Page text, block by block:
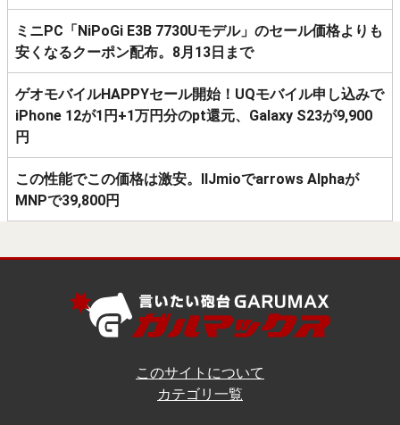
ミニPC「NiPoGi E3B 7730Uモデル」のセール価格よりも
安くなるクーポン配布。8月13日まで
ゲオモバイルHAPPYセール開始！UQモバイル申し込みで
iPhone 12が1円+1万円分のpt還元、Galaxy S23が9,900
円
この性能でこの価格は激安。IIJmioでarrows Alphaが
MNPで39,800円
このサイトについて
カテゴリ一覧